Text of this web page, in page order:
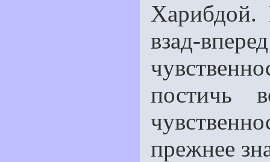
Харибдой.
взад-
постичь
прежнее